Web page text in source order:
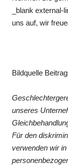
_blank
uns auf, wir
Bildquelle
unseres
Für den
verwenden wir